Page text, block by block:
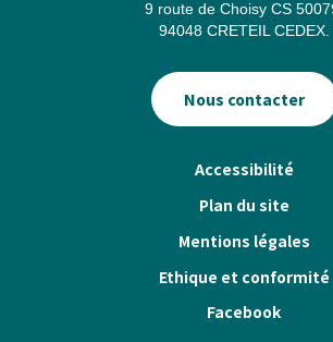
9 route de Choisy CS
94048 CRETEIL CEDEX.
Nous contacter
Accessibilité
Plan du site
Mentions légales
Ethique et conformité
Facebook